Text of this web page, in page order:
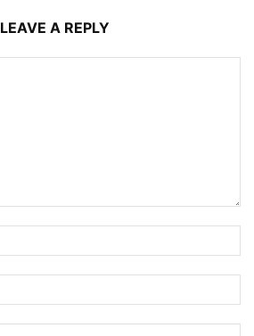
LEAVE A REPLY